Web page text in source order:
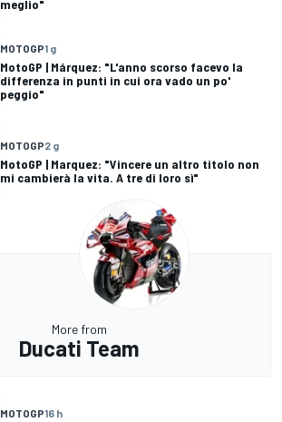
meglio"
MOTOGP1 g
MotoGP | Márquez: "L'anno scorso facevo la
differenza in punti in cui ora vado un po'
peggio"
MOTOGP2 g
MotoGP | Marquez: "Vincere un altro titolo non
mi cambierà la vita. A tre di loro sì"
More from
Ducati Team
MOTOGP16 h